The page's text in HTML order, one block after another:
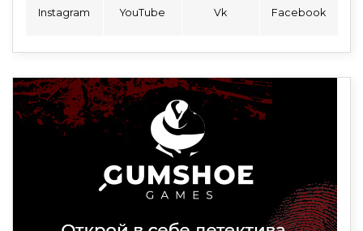
Instagram YouTube Vk Facebook